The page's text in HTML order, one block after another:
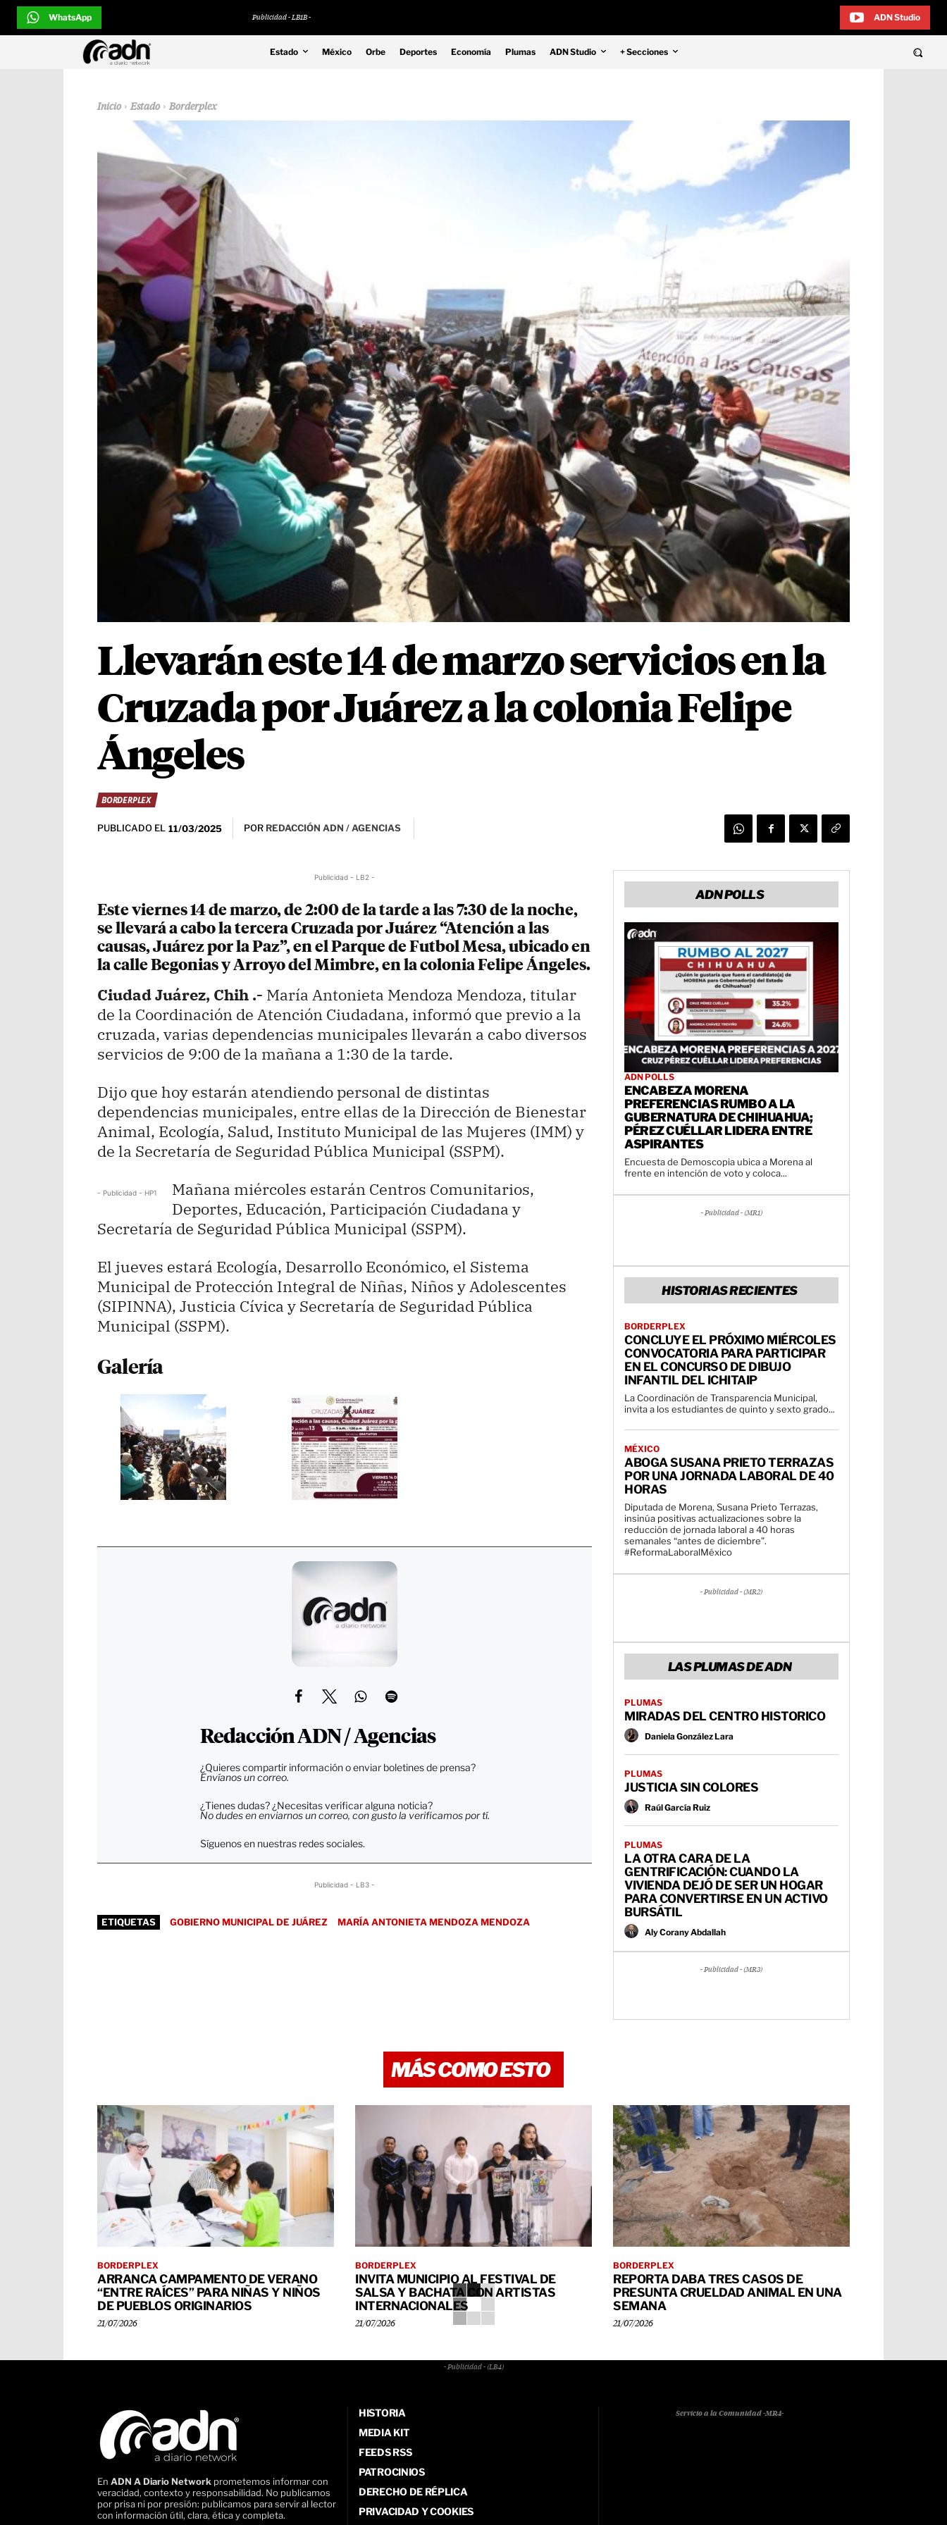
WhatsApp Publicidad - LB1B - ADN Studio
Estado México Orbe Deportes Economía Plumas ADN Studio + Secciones
Inicio Estado Borderplex
Llevarán este 14 de marzo servicios en la
Cruzada por Juárez a la colonia Felipe
Ángeles
BORDERPLEX
PUBLICADO EL 11/03/2025 POR REDACCIÓN ADN / AGENCIAS
Publicidad - LB2 -
Este viernes 14 de marzo, de 2:00 de la tarde a las 7:30 de la noche,
se llevará a cabo la tercera Cruzada por Juárez “Atención a las
causas, Juárez por la Paz”, en el Parque de Futbol Mesa, ubicado en
la calle Begonias y Arroyo del Mimbre, en la colonia Felipe Ángeles.
Ciudad Juárez, Chih .- María Antonieta Mendoza Mendoza, titular
de la Coordinación de Atención Ciudadana, informó que previo a la
cruzada, varias dependencias municipales llevarán a cabo diversos
servicios de 9:00 de la mañana a 1:30 de la tarde.
Dijo que hoy estarán atendiendo personal de distintas
dependencias municipales, entre ellas de la Dirección de Bienestar
Animal, Ecología, Salud, Instituto Municipal de las Mujeres (IMM) y
de la Secretaría de Seguridad Pública Municipal (SSPM).
- Publicidad - HP1
Mañana miércoles estarán Centros Comunitarios,
Deportes, Educación, Participación Ciudadana y
Secretaría de Seguridad Pública Municipal (SSPM).
El jueves estará Ecología, Desarrollo Económico, el Sistema
Municipal de Protección Integral de Niñas, Niños y Adolescentes
(SIPINNA), Justicia Cívica y Secretaría de Seguridad Pública
Municipal (SSPM).
Galería
Redacción ADN / Agencias
¿Quieres compartir información o enviar boletines de prensa?
Envíanos un correo.
¿Tienes dudas? ¿Necesitas verificar alguna noticia?
No dudes en enviarnos un correo, con gusto la verificamos por tí.
Síguenos en nuestras redes sociales.
Publicidad - LB3 -
ETIQUETAS GOBIERNO MUNICIPAL DE JUÁREZ MARÍA ANTONIETA MENDOZA MENDOZA
ADN POLLS
ADN POLLS
ENCABEZA MORENA
PREFERENCIAS RUMBO A LA
GUBERNATURA DE CHIHUAHUA;
PÉREZ CUÉLLAR LIDERA ENTRE
ASPIRANTES
Encuesta de Demoscopia ubica a Morena al
frente en intención de voto y coloca...
- Publicidad - (MR1)
HISTORIAS RECIENTES
BORDERPLEX
CONCLUYE EL PRÓXIMO MIÉRCOLES
CONVOCATORIA PARA PARTICIPAR
EN EL CONCURSO DE DIBUJO
INFANTIL DEL ICHITAIP
La Coordinación de Transparencia Municipal,
invita a los estudiantes de quinto y sexto grado...
MÉXICO
ABOGA SUSANA PRIETO TERRAZAS
POR UNA JORNADA LABORAL DE 40
HORAS
Diputada de Morena, Susana Prieto Terrazas,
insinúa positivas actualizaciones sobre la
reducción de jornada laboral a 40 horas
semanales “antes de diciembre”.
#ReformaLaboralMéxico
- Publicidad - (MR2)
LAS PLUMAS DE ADN
PLUMAS
MIRADAS DEL CENTRO HISTORICO
Daniela González Lara
PLUMAS
JUSTICIA SIN COLORES
Raúl García Ruiz
PLUMAS
LA OTRA CARA DE LA
GENTRIFICACIÓN: CUANDO LA
VIVIENDA DEJÓ DE SER UN HOGAR
PARA CONVERTIRSE EN UN ACTIVO
BURSÁTIL
Aly Corany Abdallah
- Publicidad - (MR3)
MÁS COMO ESTO
BORDERPLEX
ARRANCA CAMPAMENTO DE VERANO
“ENTRE RAÍCES” PARA NIÑAS Y NIÑOS
DE PUEBLOS ORIGINARIOS
21/07/2026
BORDERPLEX
INVITA MUNICIPIO AL FESTIVAL DE
SALSA Y BACHATA CON ARTISTAS
INTERNACIONALES
21/07/2026
BORDERPLEX
REPORTA DABA TRES CASOS DE
PRESUNTA CRUELDAD ANIMAL EN UNA
SEMANA
21/07/2026
- Publicidad - (LB4)
En ADN A Diario Network prometemos informar con
veracidad, contexto y responsabilidad. No publicamos
por prisa ni por presión: publicamos para servir al lector
con información útil, clara, ética y completa.
HISTORIA
MEDIA KIT
FEEDS RSS
PATROCINIOS
DERECHO DE RÉPLICA
PRIVACIDAD Y COOKIES
Servicio a la Comunidad -MR4-